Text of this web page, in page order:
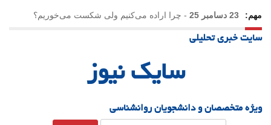
مهم: 23 دسامبر 25 - چرا اراده می‌کنیم ولی شکست می‌خوریم؟
21 دسامبر 25
سایت خبری تحلیلی
سایک نیوز
ویژه متخصصان و دانشجویان روانشناسی